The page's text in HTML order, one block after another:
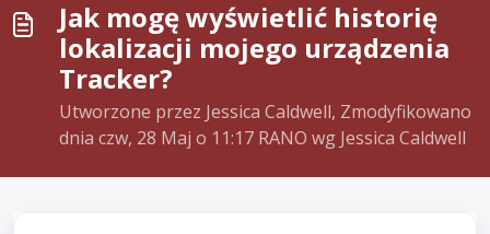
Jak mogę wyświetlić historię
lokalizacji mojego urządzenia
Tracker?
Utworzone przez Jessica Caldwell, Zmodyfikowano
dnia czw, 28 Maj o 11:17 RANO wg Jessica Caldwell